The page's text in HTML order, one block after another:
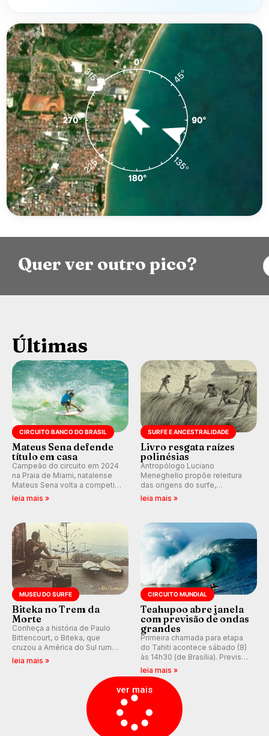
Quer ver outro pico?
Últimas
CIRCUITO BANCO DO BRASIL
Mateus Sena defende
título em casa
Campeão do circuito em 2024
na Praia de Miami, natalense
Mateus Sena volta a competir
em casa em busca de manter a
leia mais »
SURFE E ANCESTRALIDADE
Livro resgata raízes
polinésias
Antropólogo Luciano
Meneghello propõe releitura
das origens do surfe,
resgatando a cultura polinésia
prática em esporte e indústria.
leia mais »
MUSEU DO SURFE
Biteka no Trem da
Morte
Conheça a história de Paulo
Bittencourt, o Biteka, que
cruzou a América do Sul rumo
ao Pacífico em uma jornada
aventura, resiliência e paixão
leia mais »
CIRCUITO MUNDIAL
Teahupoo abre janela
com previsão de ondas
grandes
Primeira chamada para etapa
do Tahiti acontece sábado (8)
às 14h30 (de Brasília). Previsão
indica swell consistente.
Medina embarca para evento e
WSL divulga baterias, com
Kelly Slater convidado.
leia mais »
ver mais